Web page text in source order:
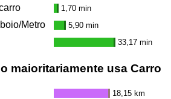
1,70 min
Metro 5,90 min
33,17 min
maioritariamente usa Carro
18,15 km